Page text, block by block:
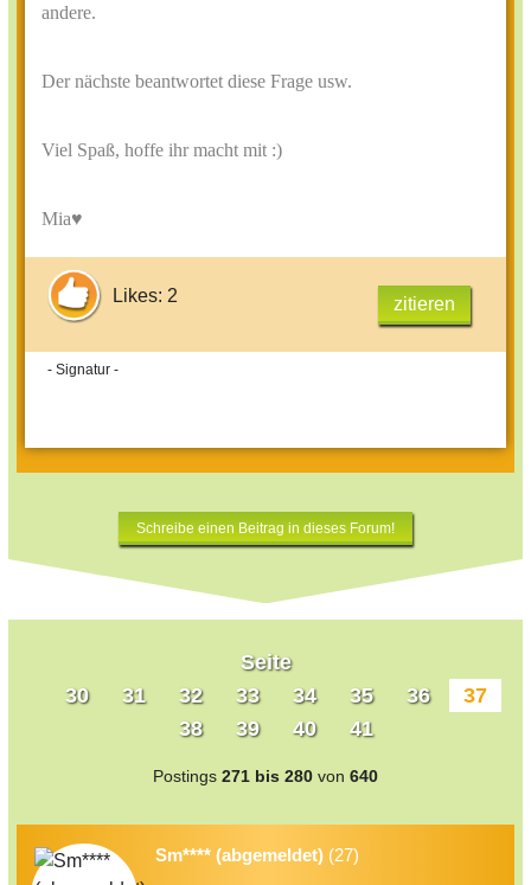
andere.
Der nächste beantwortet diese Frage usw.
Viel Spaß, hoffe ihr macht mit :)
Mia♥
Likes: 2 zitieren
- Signatur -
Schreibe einen Beitrag in dieses Forum!
Seite
30
31 32 33 34 35 36
37
38
39 40 41
Postings 271 bis 280 von 640
Sm**** (abgemeldet) (27)